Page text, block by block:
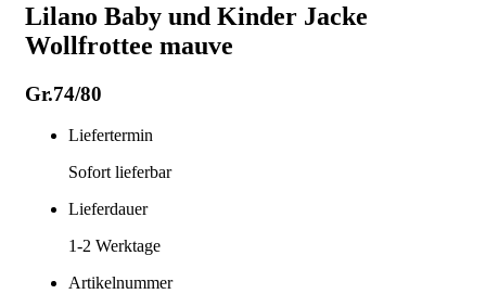
Lilano Baby und Kinder Jacke
Wollfrottee mauve
Gr.74/80
Liefertermin
Sofort lieferbar
Lieferdauer
1-2 Werktage
Artikelnummer